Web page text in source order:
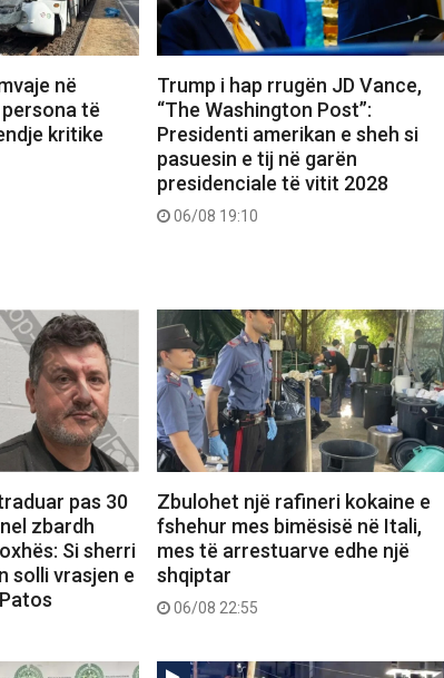
në
persona të
kritike
Trump i hap rrugën JD Vance,
“The Washington Post”:
Presidenti amerikan e sheh si
pasuesin e tij në garën
presidenciale të vitit 2028
06/08 19:10
pas 30
zbardh
Si sherri
solli vrasjen e
Zbulohet një rafineri kokaine e
fshehur mes bimësisë në Itali,
mes të arrestuarve edhe një
shqiptar
06/08 22:55